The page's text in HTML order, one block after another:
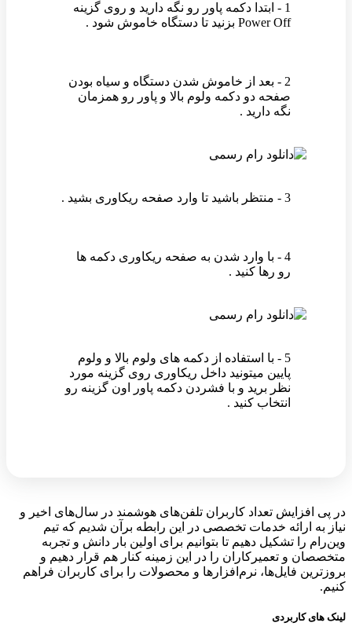
1 - ابتدا دکمه پاور رو نگه دارید و روی گزینه
Power Off بزنید تا دستگاه خاموش شود .
2 - بعد از خاموش شدن دستگاه و سیاه بودن
صفحه دو دکمه ولوم بالا و پاور رو همزمان
نگه دارید .
3 - منتظر باشید تا وارد صفحه ریکاوری بشید .
4 - با وارد شدن به صفحه ریکاوری دکمه ها
رو رها کنید .
5 - با استفاده از دکمه های ولوم بالا و ولوم
پایین میتونید داخل ریکاوری روی گزینه مورد
نظر برید و با فشردن دکمه پاور اون گزینه رو
انتخاب کنید .
در پی افزایش تعداد کاربران تلفن‌های هوشمند در سال‌های اخیر و
نیاز به ارائه خدمات تخصصی در این رابطه برآن شدیم که تیم
وین‌رام را تشکیل دهیم تا بتوانیم برای اولین بار دانش و تجربه
متخصصان و تعمیرکاران را در این زمینه کنار هم قرار دهیم و
بروزترین فایل‌ها، نرم‌افزارها و محصولات را برای کاربران فراهم
کنیم.
لینک های کاربردی